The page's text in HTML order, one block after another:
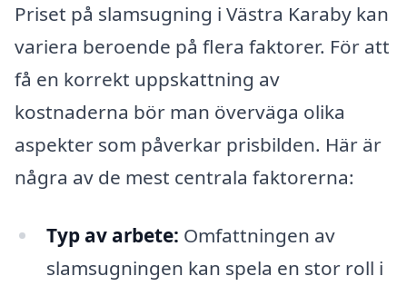
Priset på slamsugning i Västra Karaby kan
variera beroende på flera faktorer. För att
få en korrekt uppskattning av
kostnaderna bör man överväga olika
aspekter som påverkar prisbilden. Här är
några av de mest centrala faktorerna:
Typ av arbete: Omfattningen av
slamsugningen kan spela en stor roll i